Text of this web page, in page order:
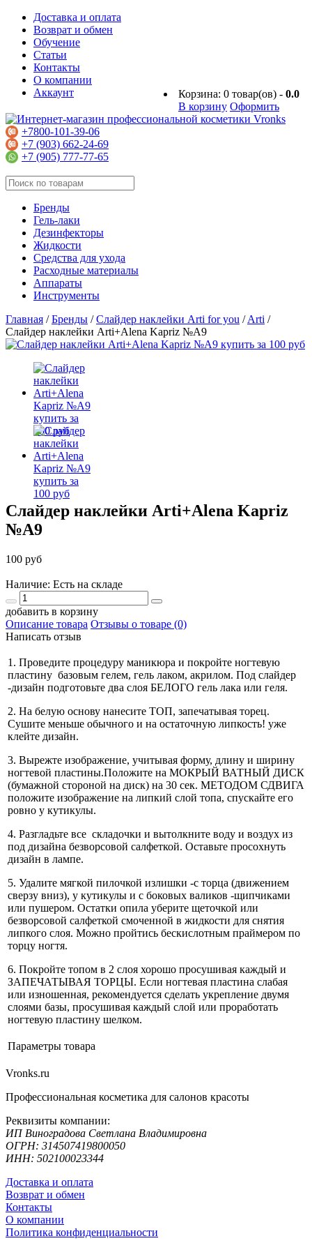
Доставка и оплата
Возврат и обмен
Обучение
Статьи
Контакты
О компании
Корзина: 0 товар(ов) - 0.0
В корзину Оформить
Аккаунт
+7800-101-39-06
+7 (903) 662-24-69
+7 (905) 777-77-65
Бренды
Гель-лаки
Дезинфекторы
Жидкости
Средства для ухода
Расходные материалы
Аппараты
Инструменты
Главная /Бренды /Слайдер наклейки Arti for you /Arti /
Слайдер наклейки Arti+Alena Kapriz №A9
Слайдер наклейки Arti+Alena Kapriz
№A9
100 руб
Наличие: Есть на складе
добавить в корзину
Описание товара Отзывы о товаре (0)
Написать отзыв
1. Проведите процедуру маникюра и покройте ногтевую
пластину базовым гелем, гель лаком, акрилом. Под слайдер
-дизайн подготовьте два слоя БЕЛОГО гель лака или геля.
2. На белую основу нанесите ТОП, запечатывая торец.
Сушите меньше обычного и на остаточную липкость! уже
клейте дизайн.
3. Вырежте изображение, учитывая форму, длину и ширину
ногтевой пластины.Положите на МОКРЫЙ ВАТНЫЙ ДИСК
(бумажной стороной на диск) на 30 сек. МЕТОДОМ СДВИГА
положите изображение на липкий слой топа, спускайте его
ровно у кутикулы.
4. Разгладьте все складочки и вытолкните воду и воздух из
под дизайна безворсовой салфеткой. Оставьте просохнуть
дизайн в лампе.
5. Удалите мягкой пилочкой излишки -с торца (движением
сверзу вниз), у кутикулы и с боковых валиков -щипчиками
или пушером. Остатки опила уберите щеточкой или
безворсовой салфеткой смоченной в жидкости для снятия
липкого слоя. Можно пройтись бескислотным праймером по
торцу ногтя.
6. Покройте топом в 2 слоя хорошо просушивая каждый и
ЗАПЕЧАТЫВАЯ ТОРЦЫ. Если ногтевая пластина слабая
или изношенная, рекомендуется сделать укрепление двумя
слоями базы, просушивая каждый слой или проработать
ногтевую пластину шелком.
Параметры товара
Vronks.ru
Профессиональная косметика для салонов красоты
Реквизиты компании:
ИП Виноградова Светлана Владимировна
ОГРН: 314507419800050
ИНН: 502100023344
Доставка и оплата
Возврат и обмен
Контакты
О компании
Политика конфиденциальности